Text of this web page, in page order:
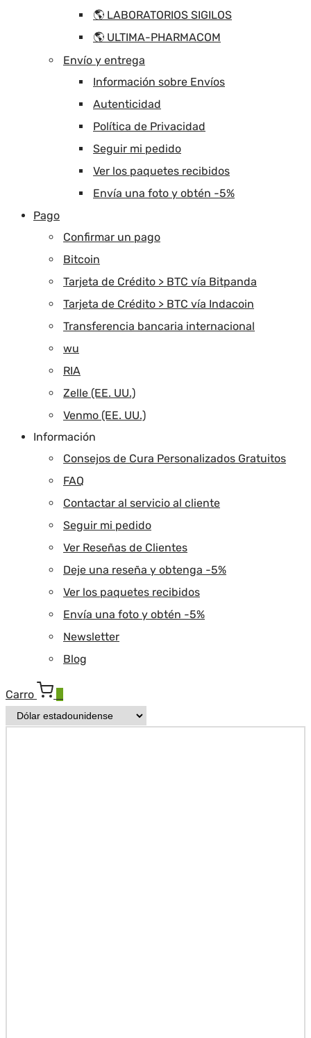
🌎 LABORATORIOS SIGILOS
🌎 ULTIMA-PHARMACOM
Envío y entrega
Información sobre Envíos
Autenticidad
Política de Privacidad
Seguir mi pedido
Ver los paquetes recibidos
Envía una foto y obtén -5%
Pago
Confirmar un pago
Bitcoin
Tarjeta de Crédito > BTC vía Bitpanda
Tarjeta de Crédito > BTC vía Indacoin
Transferencia bancaria internacional
wu
RIA
Zelle (EE. UU.)
Venmo (EE. UU.)
Información
Consejos de Cura Personalizados Gratuitos
FAQ
Contactar al servicio al cliente
Seguir mi pedido
Ver Reseñas de Clientes
Deje una reseña y obtenga -5%
Ver los paquetes recibidos
Envía una foto y obtén -5%
Newsletter
Blog
Carro